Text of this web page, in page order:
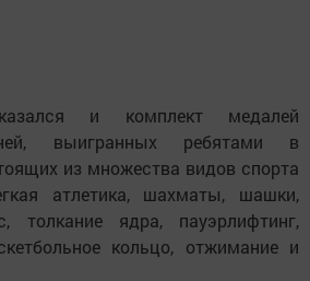
и комплект медалей
выигранных ребятами в
из множества видов спорта
атлетика, шахматы, шашки,
толкание ядра, пауэрлифтинг,
кольцо, отжимание и